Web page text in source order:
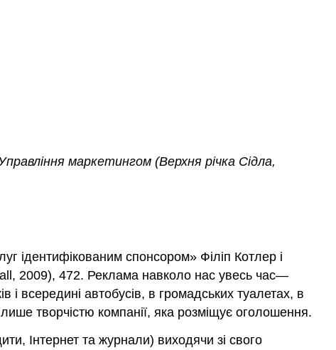
маркетингом (Верхня річка Сідла,
ідентифікованим спонсором» Філіп Котлер і
2009), 472. Реклама навколо нас увесь час—
і всередині автобусів, в громадських туалетах, в
творчістю компанії, яка розміщує оголошення.
Інтернет та журнали) виходячи зі свого